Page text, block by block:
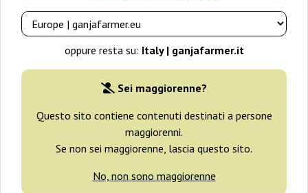
oppure resta su: Italy | ganjafarmer.it
Sei maggiorenne?
Questo sito contiene contenuti destinati a persone
maggiorenni.
Se non sei maggiorenne, lascia questo sito.
No, non sono maggiorenne